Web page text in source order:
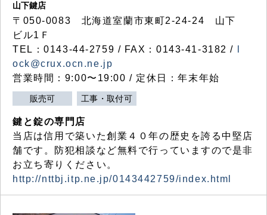
山下鍵店
〒050-0083 北海道室蘭市東町2-24-24 山下
ビル1Ｆ
TEL：0143-44-2759 / FAX：0143-41-3182 /
ock@crux.ocn.ne.jp
営業時間：9:00〜19:00 / 定休日：年末年始
販売可 工事・取付可
鍵と錠の専門店
当店は信用で築いた創業４０年の歴史を誇る中堅店
舗です。防犯相談など無料で行っていますので是非
お立ち寄りください。
http://nttbj.itp.ne.jp/0143442759/index.html